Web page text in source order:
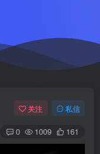
关注 私信
0 1009 161